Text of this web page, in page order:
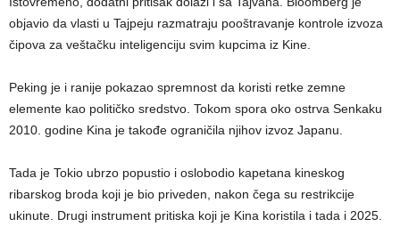
objavio da vlasti u Tajpeju razmatraju pooštravanje kontrole izvoza
čipova za veštačku inteligenciju svim kupcima iz Kine.
Peking je i ranije pokazao spremnost da koristi retke zemne
elemente kao političko sredstvo. Tokom spora oko ostrva Senkaku
2010. godine Kina je takođe ograničila njihov izvoz Japanu.
Tada je Tokio ubrzo popustio i oslobodio kapetana kineskog
ribarskog broda koji je bio priveden, nakon čega su restrikcije
ukinute. Drugi instrument pritiska koji je Kina koristila i tada i 2025.